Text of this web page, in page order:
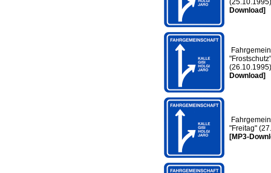
Download]
"Frostschutz"
Download]
"Freitag"
[MP3-